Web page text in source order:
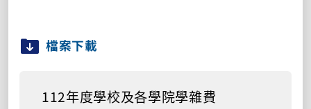
檔案下載
112年度學校及各學院學雜費